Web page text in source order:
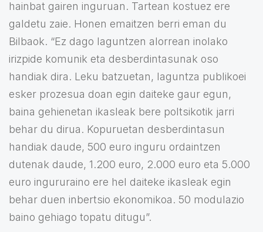
hainbat gairen inguruan. Tartean kostuez ere
galdetu zaie. Honen emaitzen berri eman du
Bilbaok. “Ez dago laguntzen alorrean inolako
irizpide komunik eta desberdintasunak oso
handiak dira. Leku batzuetan, laguntza publikoei
esker prozesua doan egin daiteke gaur egun,
baina gehienetan ikasleak bere poltsikotik jarri
behar du dirua. Kopuruetan desberdintasun
handiak daude, 500 euro inguru ordaintzen
dutenak daude, 1.200 euro, 2.000 euro eta 5.000
euro ingururaino ere hel daiteke ikasleak egin
behar duen inbertsio ekonomikoa. 50 modulazio
baino gehiago topatu ditugu”.